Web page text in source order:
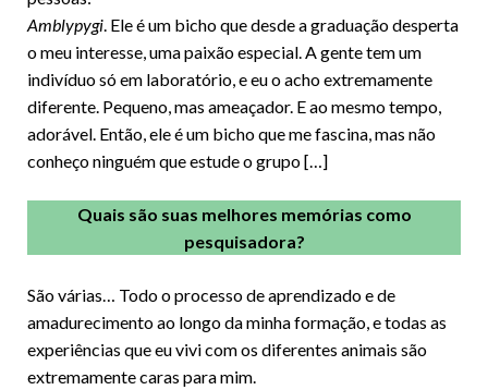
Amblypygi. Ele é um bicho que desde a graduação desperta
o meu interesse, uma paixão especial. A gente tem um
indivíduo só em laboratório, e eu o acho extremamente
diferente. Pequeno, mas ameaçador. E ao mesmo tempo,
adorável. Então, ele é um bicho que me fascina, mas não
conheço ninguém que estude o grupo […]
Quais são suas melhores memórias como
pesquisadora?
São várias… Todo o processo de aprendizado e de
amadurecimento ao longo da minha formação, e todas as
experiências que eu vivi com os diferentes animais são
extremamente caras para mim.